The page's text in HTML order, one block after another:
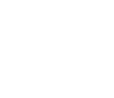
favoritas con